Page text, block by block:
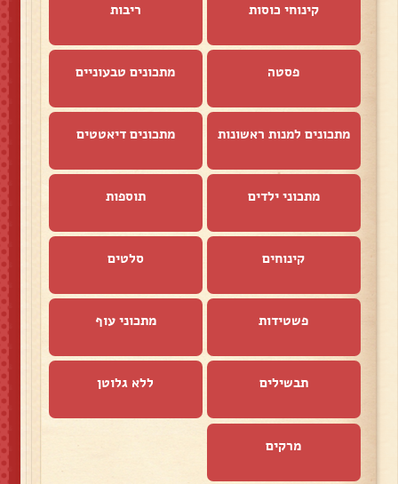
קינוחי כוסות ריבות
פסטה מתכונים טבעוניים
מתכונים למנות ראשונות מתכונים דיאטטים
מתכוני ילדים תוספות
קינוחים סלטים
פשטידות מתכוני עוף
תבשילים ללא גלוטן
מרקים